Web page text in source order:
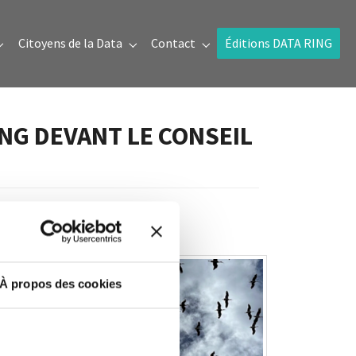
À propos des cookies
for "Prix de la donnée"
Citoyens de la Data Submenu for "Citoyens de la Data"
Contact Submenu for "Contact"
Éditions DATA RING
DEVANT LE CONSEIL